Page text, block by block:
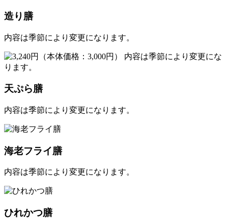
造り膳
内容は季節により変更になります。
天ぷら膳
内容は季節により変更になります。
海老フライ膳
内容は季節により変更になります。
ひれかつ膳